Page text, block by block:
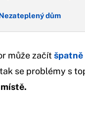
dům
může začít
se problémy s